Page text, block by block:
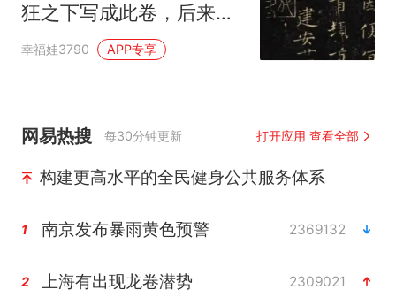
狂之下写成此卷，后来却
被誉为"楷书之祖"
幸福娃3790 APP专享
网易热搜 每30分钟更新 打开应用 查看全部
构建更高水平的全民健身公共服务体系
1 南京发布暴雨黄色预警 2369132
2 上海有出现龙卷潜势 2309021